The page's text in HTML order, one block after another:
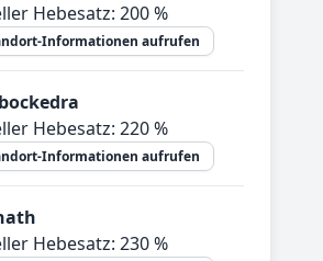
Hebesatz: 200 %
Informationen aufrufen
Hebesatz: 220 %
Informationen aufrufen
Hebesatz: 230 %